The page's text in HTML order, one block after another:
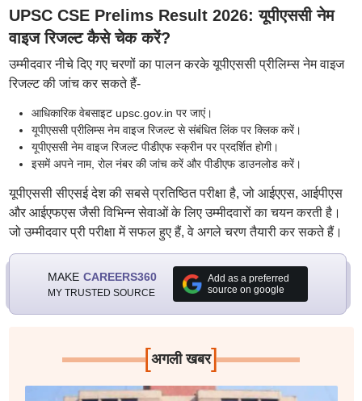
UPSC CSE Prelims Result 2026: यूपीएससी नेम
वाइज रिजल्ट कैसे चेक करें?
उम्मीदवार नीचे दिए गए चरणों का पालन करके यूपीएससी प्रीलिम्स नेम वाइज
रिजल्ट की जांच कर सकते हैं-
आधिकारिक वेबसाइट upsc.gov.in पर जाएं।
यूपीएससी प्रीलिम्स नेम वाइज रिजल्ट से संबंधित लिंक पर क्लिक करें।
यूपीएससी नेम वाइज रिजल्ट पीडीएफ स्क्रीन पर प्रदर्शित होगी।
इसमें अपने नाम, रोल नंबर की जांच करें और पीडीएफ डाउनलोड करें।
यूपीएससी सीएसई देश की सबसे प्रतिष्ठित परीक्षा है, जो आईएएस, आईपीएस
और आईएफएस जैसी विभिन्न सेवाओं के लिए उम्मीदवारों का चयन करती है।
जो उम्मीदवार प्री परीक्षा में सफल हुए हैं, वे अगले चरण तैयारी कर सकते हैं।
MAKE CAREERS360
MY TRUSTED SOURCE
Add as a preferred
source on google
[अगली खबर]